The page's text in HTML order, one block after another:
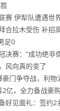
赛 伊犁队遭遇世
合拉木受伤 补招
足0
决赛：“成功绝非
风向真的变了
门争夺战，利物
亿，全力备战豪购
好见面礼：签约